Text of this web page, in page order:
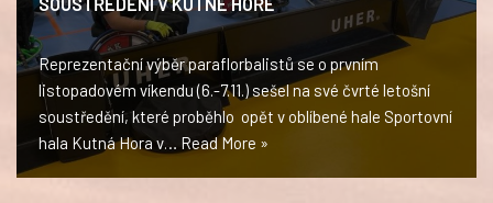
Reprezentační výběr paraflorbalistů se o prvním
listopadovém víkendu (6.-7.11.) sešel na své čvrté letošní
soustředění, které proběhlo opět v oblíbené hale Sportovní
hala Kutná Hora v… Read More »